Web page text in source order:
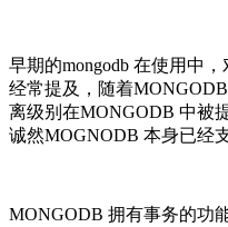
早期的mongodb 在使用中
经常提及，随着
离级别在MONGODB 中被
诚然MOGNODB 本身已经
MONGODB 拥有事务的功